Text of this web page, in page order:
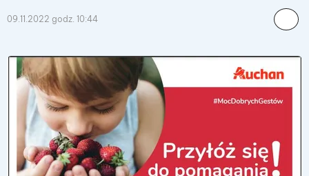
09.11.2022 godz. 10:44